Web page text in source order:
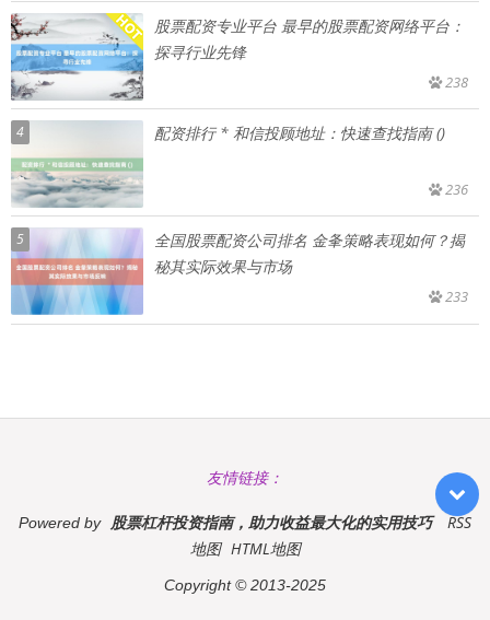
股票配资专业平台 最早的股票配资网络平台：
探寻行业先锋
238
4 配资排行 * 和信投顾地址：快速查找指南 ()
236
5
全国股票配资公司排名 金夆策略表现如何？揭
秘其实际效果与市场
233
友情链接：
Powered by 股票杠杆投资指南，助力收益最大化的实用技巧
RSS
地图 HTML地图
Copyright© 2013-2025